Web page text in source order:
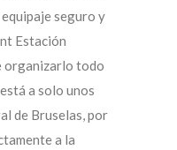
seguro y
Estación
organizarlo todo
a solo unos
de Bruselas, por
a la